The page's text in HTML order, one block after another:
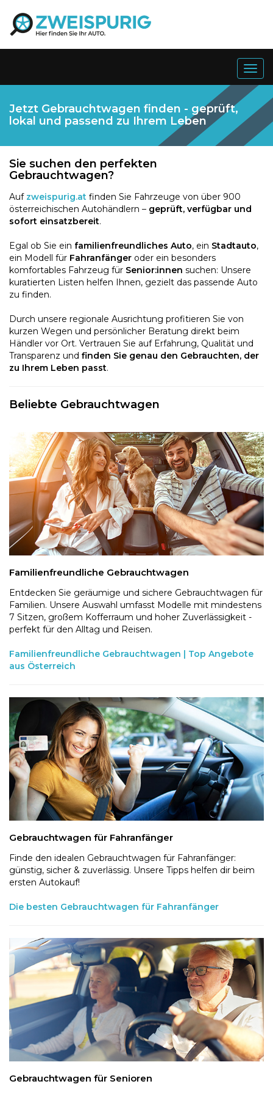
Jetzt Gebrauchtwagen finden - geprüft,
lokal und passend zu Ihrem Leben
Sie suchen den perfekten
Gebrauchtwagen?
Auf zweispurig.at finden Sie Fahrzeuge von über 900
österreichischen Autohändlern – geprüft, verfügbar und
sofort einsatzbereit.
Egal ob Sie ein familienfreundliches Auto, ein Stadtauto,
ein Modell für Fahranfänger oder ein besonders
komfortables Fahrzeug für Senior:innen suchen: Unsere
kuratierten Listen helfen Ihnen, gezielt das passende Auto
zu finden.
Durch unsere regionale Ausrichtung profitieren Sie von
kurzen Wegen und persönlicher Beratung direkt beim
Händler vor Ort. Vertrauen Sie auf Erfahrung, Qualität und
Transparenz und finden Sie genau den Gebrauchten, der
zu Ihrem Leben passt.
Beliebte Gebrauchtwagen
Familienfreundliche Gebrauchtwagen
Entdecken Sie geräumige und sichere Gebrauchtwagen für
Familien. Unsere Auswahl umfasst Modelle mit mindestens
7 Sitzen, großem Kofferraum und hoher Zuverlässigkeit -
perfekt für den Alltag und Reisen.
Familienfreundliche Gebrauchtwagen | Top Angebote
aus Österreich
Gebrauchtwagen für Fahranfänger
Finde den idealen Gebrauchtwagen für Fahranfänger:
günstig, sicher & zuverlässig. Unsere Tipps helfen dir beim
ersten Autokauf!
Die besten Gebrauchtwagen für Fahranfänger
Gebrauchtwagen für Senioren